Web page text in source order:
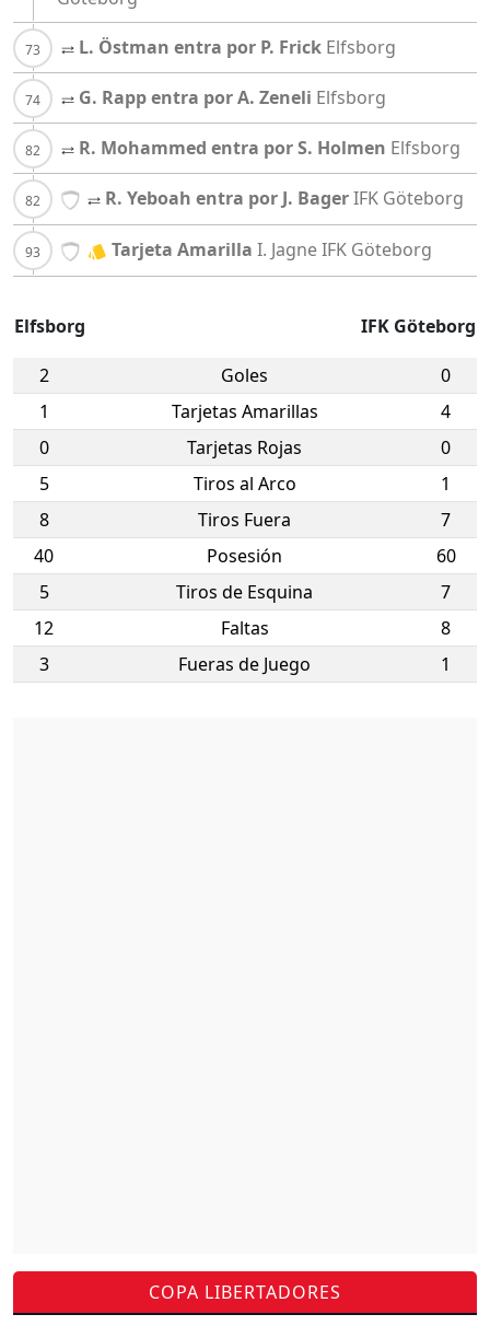
L. Östman entra por P. Frick Elfsborg
G. Rapp entra por A. Zeneli Elfsborg
R. Mohammed entra por S. Holmen Elfsborg
R. Yeboah entra por J. BagerIFK Göteborg
Tarjeta Amarilla I. JagneIFK Göteborg
Elfsborg IFK Göteborg
2 Goles
0
1
Tarjetas Amarillas
4
0
Tarjetas Rojas
0
5
Tiros al Arco
1
8
Tiros Fuera
7
40
Posesión
60
5
Tiros de Esquina
7
12
Faltas
8
3
Fueras de Juego 1
COPA LIBERTADORES